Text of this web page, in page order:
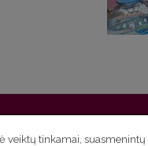
fakultetas | Universiteto
veiktų tinkamai, suasmenintų